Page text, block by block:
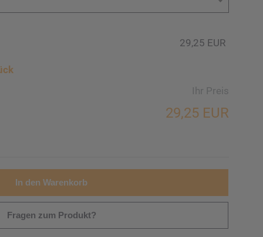
29,25 EUR
Ihr Preis
29,25 EUR
In den Warenkorb
Fragen zum Produkt?